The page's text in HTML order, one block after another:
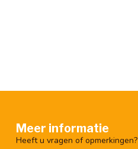
Meer informatie
Heeft u vragen of opmerkingen?